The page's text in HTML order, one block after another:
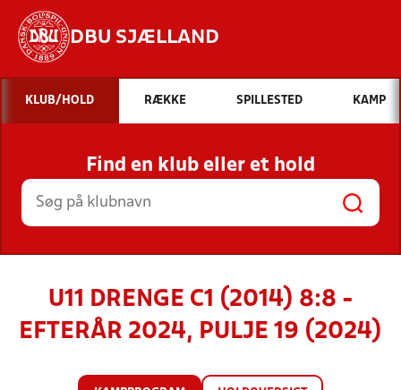
DBU SJÆLLAND
Hvad vil du søge efter?
INDHOLD OG NYHEDER
STILLINGER, RESULTATER, KLUBBER OG
HOLD
KLUB/HOLD RÆKKE SPILLESTED KAMP
Find en klub eller et hold
U11 DRENGE C1 (2014) 8:8 -
EFTERÅR 2024, PULJE 19 (2024)